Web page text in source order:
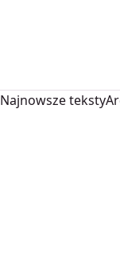
Najnowsze teksty